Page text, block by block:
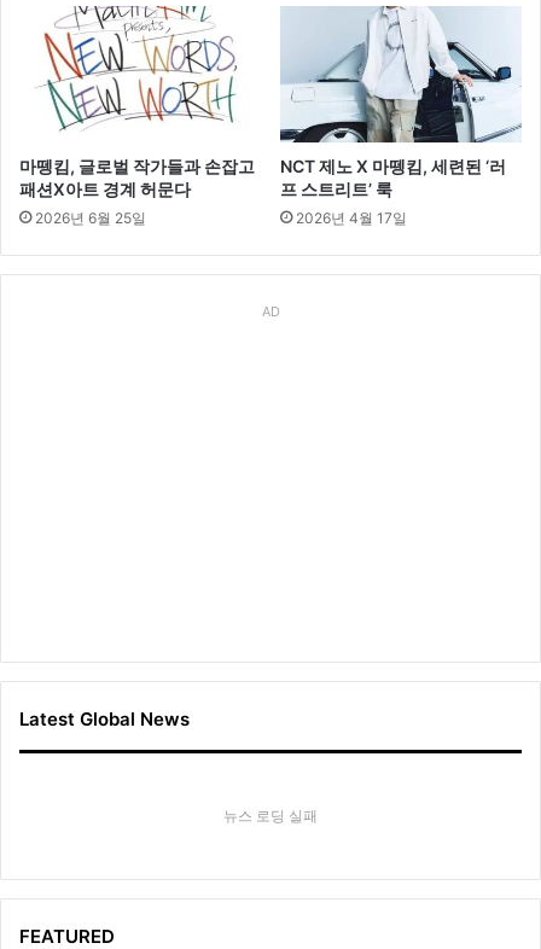
마뗑킴, 글로벌 작가들과 손잡고
패션X아트 경계 허문다
2026년 6월 25일
NCT 제노 X 마뗑킴, 세련된 ‘러
프 스트리트’ 룩
2026년 4월 17일
AD
Latest Global News
뉴스 로딩 실패
FEATURED